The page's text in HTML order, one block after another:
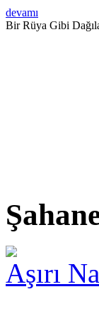
devamı
Bir Rüya Gibi
Aşırı